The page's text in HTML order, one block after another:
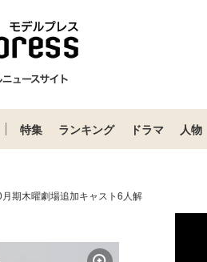
特集 ランキング ドラマ 人物
期木曜劇場追加キャスト6人解